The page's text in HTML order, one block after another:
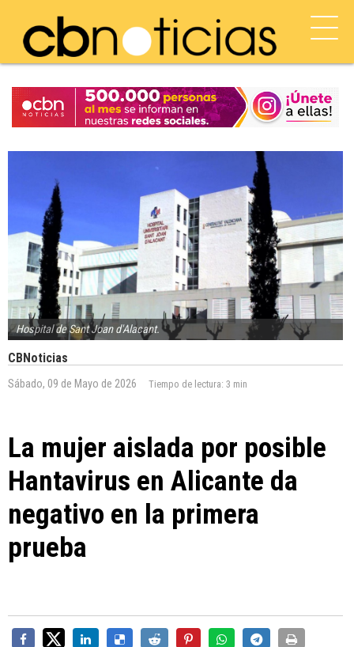
Hospital de Sant Joan d'Alacant.
CBNoticias
Sábado, 09 de Mayo de 2026 Tiempo de lectura: 3 min
La mujer aislada por posible
Hantavirus en Alicante da
negativo en la primera
prueba